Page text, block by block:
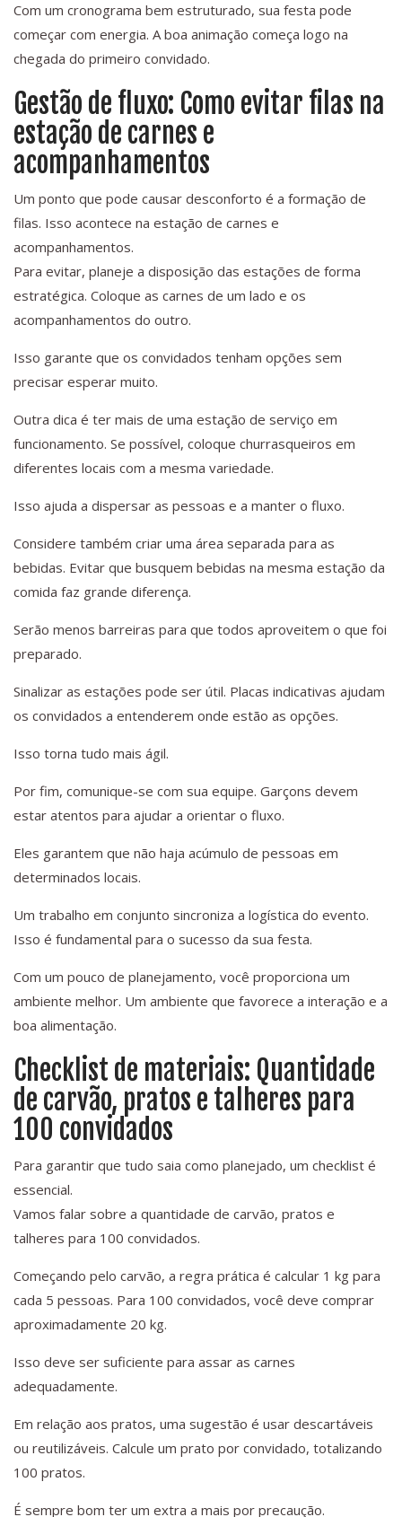
Com um cronograma bem estruturado, sua festa pode
começar com energia. A boa animação começa logo na
chegada do primeiro convidado.
Gestão de fluxo: Como evitar filas na
estação de carnes e
acompanhamentos
Um ponto que pode causar desconforto é a formação de
filas. Isso acontece na estação de carnes e
acompanhamentos.
Para evitar, planeje a disposição das estações de forma
estratégica. Coloque as carnes de um lado e os
acompanhamentos do outro.
Isso garante que os convidados tenham opções sem
precisar esperar muito.
Outra dica é ter mais de uma estação de serviço em
funcionamento. Se possível, coloque churrasqueiros em
diferentes locais com a mesma variedade.
Isso ajuda a dispersar as pessoas e a manter o fluxo.
Considere também criar uma área separada para as
bebidas. Evitar que busquem bebidas na mesma estação da
comida faz grande diferença.
Serão menos barreiras para que todos aproveitem o que foi
preparado.
Sinalizar as estações pode ser útil. Placas indicativas ajudam
os convidados a entenderem onde estão as opções.
Isso torna tudo mais ágil.
Por fim, comunique-se com sua equipe. Garçons devem
estar atentos para ajudar a orientar o fluxo.
Eles garantem que não haja acúmulo de pessoas em
determinados locais.
Um trabalho em conjunto sincroniza a logística do evento.
Isso é fundamental para o sucesso da sua festa.
Com um pouco de planejamento, você proporciona um
ambiente melhor. Um ambiente que favorece a interação e a
boa alimentação.
Checklist de materiais: Quantidade
de carvão, pratos e talheres para
100 convidados
Para garantir que tudo saia como planejado, um checklist é
essencial.
Vamos falar sobre a quantidade de carvão, pratos e
talheres para 100 convidados.
Começando pelo carvão, a regra prática é calcular 1 kg para
cada 5 pessoas. Para 100 convidados, você deve comprar
aproximadamente 20 kg.
Isso deve ser suficiente para assar as carnes
adequadamente.
Em relação aos pratos, uma sugestão é usar descartáveis
ou reutilizáveis. Calcule um prato por convidado, totalizando
100 pratos.
É sempre bom ter um extra a mais por precaução.